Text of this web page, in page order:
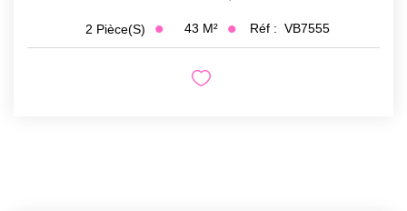
2 Pièce(s) 43 M² Réf : VB7555